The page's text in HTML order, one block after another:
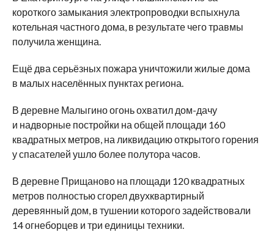
короткого замыкания электропроводки вспыхнула
котельная частного дома, в результате чего травмы
получила женщина.
Ещё два серьёзных пожара уничтожили жилые дома
в малых населённых пунктах региона.
В деревне Малыгино огонь охватил дом-дачу
и надворные постройки на общей площади 160
квадратных метров, на ликвидацию открытого горения
у спасателей ушло более полутора часов.
В деревне Прищаново на площади 120 квадратных
метров полностью сгорел двухквартирный
деревянный дом, в тушении которого задействовали
14 огнеборцев и три единицы техники.